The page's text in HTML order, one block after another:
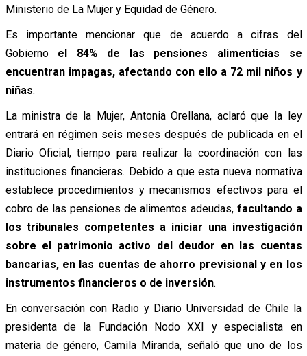
Ministerio de La Mujer y Equidad de Género.
Es importante mencionar que de acuerdo a cifras del
Gobierno el 84% de las pensiones alimenticias se
encuentran impagas, afectando con ello a 72 mil niños y
niñas.
La ministra de la Mujer, Antonia Orellana, aclaró que la ley
entrará en régimen seis meses después de publicada en el
Diario Oficial, tiempo para realizar la coordinación con las
instituciones financieras. Debido a que esta nueva normativa
establece procedimientos y mecanismos efectivos para el
cobro de las pensiones de alimentos adeudas, facultando a
los tribunales competentes a iniciar una investigación
sobre el patrimonio activo del deudor en las cuentas
bancarias, en las cuentas de ahorro previsional y en los
instrumentos financieros o de inversión.
En conversación con Radio y Diario Universidad de Chile la
presidenta de la Fundación Nodo XXI y especialista en
materia de género, Camila Miranda, señaló que uno de los